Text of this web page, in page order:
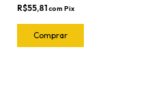
R$55,81com Pix